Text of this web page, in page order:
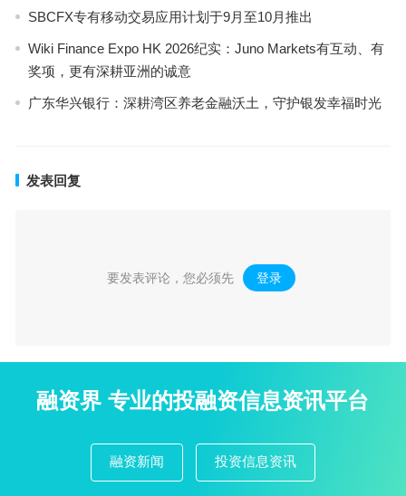
SBCFX专有移动交易应用计划于9月至10月推出
Wiki Finance Expo HK 2026纪实：Juno Markets有互动、有
奖项，更有深耕亚洲的诚意
广东华兴银行：深耕湾区养老金融沃土，守护银发幸福时光
发表回复
要发表评论，您必须先 登录 。
融资界 专业的投融资信息资讯平台
融资新闻 投资信息资讯